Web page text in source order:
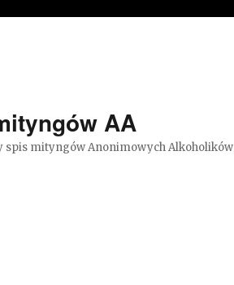
AA
spis mityngów Anonimowych Alkoholików